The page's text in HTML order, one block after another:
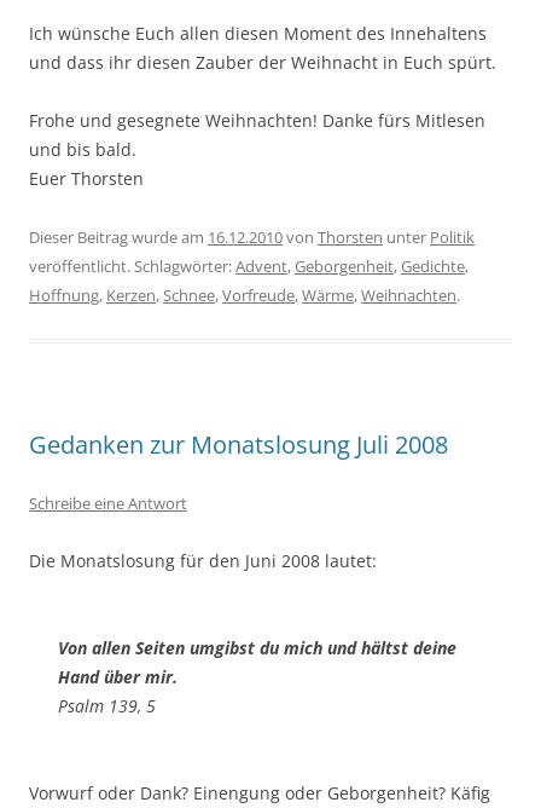
Ich wünsche Euch allen diesen Moment des Innehaltens
und dass ihr diesen Zauber der Weihnacht in Euch spürt.
Frohe und gesegnete Weihnachten! Danke fürs Mitlesen
und bis bald.
Euer Thorsten
Dieser Beitrag wurde am 16.12.2010von Thorsten unter Politik
veröffentlicht. Schlagwörter:Advent,Geborgenheit,Gedichte,
Hoffnung, Kerzen,Schnee,Vorfreude,Wärme,Weihnachten.
Gedanken zur Monatslosung Juli 2008
Schreibe eine Antwort
Die Monatslosung für den Juni 2008 lautet:
Von allen Seiten umgibst du mich und hältst deine
Hand über mir.
Psalm 139, 5
Vorwurf oder Dank? Einengung oder Geborgenheit? Käfig